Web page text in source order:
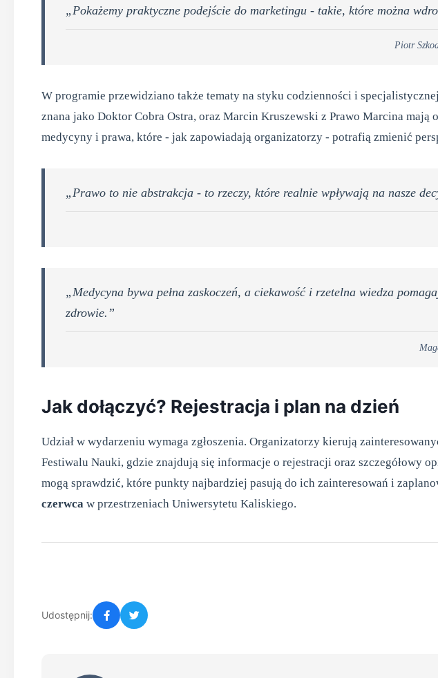
„Pokażemy praktyczne podejście do marketingu - takie, które można
Piotr
W programie przewidziano także tematy na styku codzienności i
znana jako Doktor Cobra Ostra, oraz Marcin Kruszewski z Prawo Marcina mają
medycyny i prawa, które - jak zapowiadają organizatorzy - potrafią zmienić
„Prawo to nie abstrakcja - to rzeczy, które realnie wpływają na nasze
„Medycyna bywa pełna zaskoczeń, a ciekawość i rzetelna wiedza
zdrowie.”
Jak dołączyć? Rejestracja i plan na dzień
Udział w wydarzeniu wymaga zgłoszenia. Organizatorzy kierują
Festiwalu Nauki, gdzie znajdują się informacje o rejestracji oraz szczegółowy
mogą sprawdzić, które punkty najbardziej pasują do ich zainteresowań i
czerwca w przestrzeniach Uniwersytetu Kaliskiego.
Udostępnij: